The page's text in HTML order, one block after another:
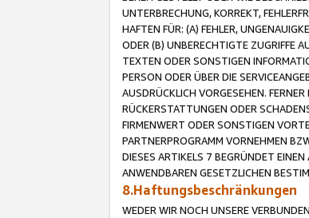
UNTERBRECHUNG, KORREKT,
HAFTEN FÜR: (A) FEHLER,
ODER (B) UNBERECHTIGTE ZUGRIFFE
TEXTEN ODER SONSTIGEN
PERSON ODER ÜBER DIE
AUSDRÜCKLICH VORGESEHEN.
RÜCKERSTATTUNGEN ODER
FIRMENWERT ODER SONSTIGEN
PARTNERPROGRAMM VORNEHMEN
DIESES ARTIKELS 7 BEGRÜNDET
ANWENDBAREN GESETZLICHEN
8.Haftungsbeschränkungen
WEDER WIR NOCH UNSERE